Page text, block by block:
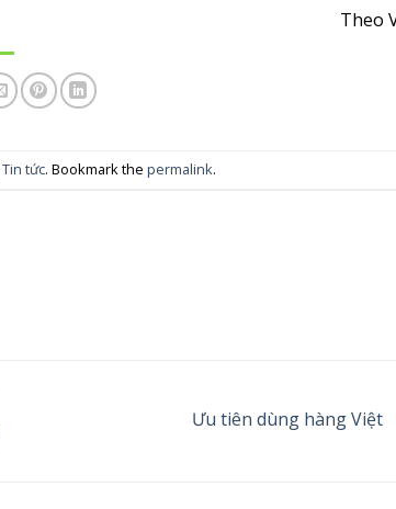
Theo
Tin tức. Bookmark the permalink.
Ưu tiên dùng hàng Việt